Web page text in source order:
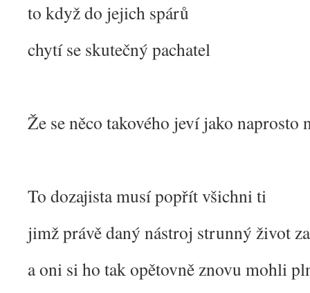
to když do jejich spárů
chytí se skutečný pachatel
Že se něco takového jeví jako naprosto
To dozajista musí popřít všichni ti
jimž právě daný nástroj strunný život
a oni si ho tak opětovně znovu mohli